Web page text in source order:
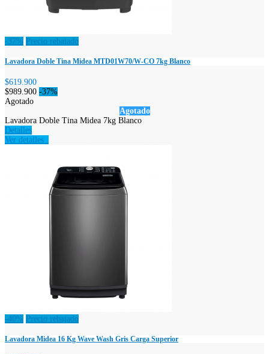
-37% Precio rebajado
Lavadora Doble Tina Midea MTD01W70/W-CO 7kg Blanco
$619.900
$989.900 -37%
Agotado
Agotado
Lavadora Doble Tina Midea 7kg Blanco
Detalles
Ver detalles
-40% Precio rebajado
Lavadora Midea 16 Kg Wave Wash Gris Carga Superior